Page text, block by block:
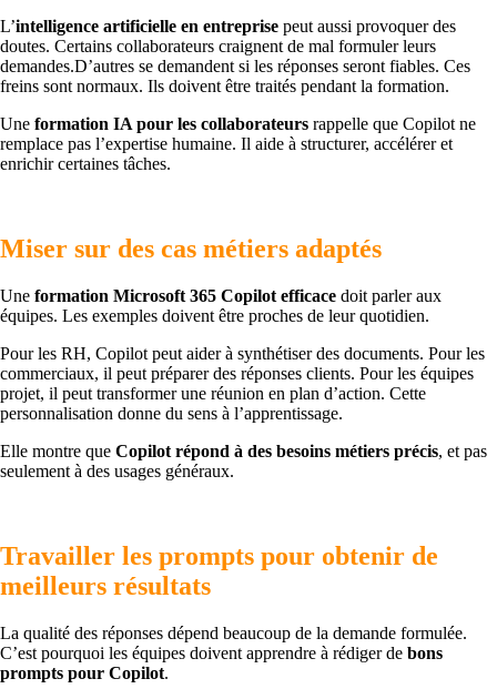
L’intelligence artificielle en entreprise peut aussi provoquer des
doutes. Certains collaborateurs craignent de mal formuler leurs
demandes.D’autres se demandent si les réponses seront fiables. Ces
freins sont normaux. Ils doivent être traités pendant la formation.
Une formation IA pour les collaborateurs rappelle que Copilot ne
remplace pas l’expertise humaine. Il aide à structurer, accélérer et
enrichir certaines tâches.
Miser sur des cas métiers adaptés
Une formation Microsoft 365 Copilot efficace doit parler aux
équipes. Les exemples doivent être proches de leur quotidien.
Pour les RH, Copilot peut aider à synthétiser des documents. Pour les
commerciaux, il peut préparer des réponses clients. Pour les équipes
projet, il peut transformer une réunion en plan d’action. Cette
personnalisation donne du sens à l’apprentissage.
Elle montre que Copilot répond à des besoins métiers précis, et pas
seulement à des usages généraux.
Travailler les prompts pour obtenir de
meilleurs résultats
La qualité des réponses dépend beaucoup de la demande formulée.
C’est pourquoi les équipes doivent apprendre à rédiger de bons
prompts pour Copilot.